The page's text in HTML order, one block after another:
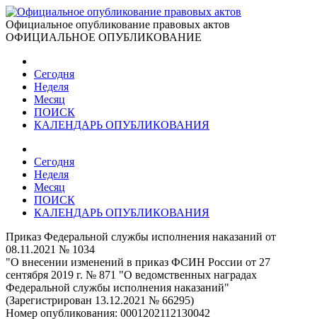
Официальное опубликование правовых актов
ОФИЦИАЛЬНОЕ ОПУБЛИКОВАНИЕ
Сегодня
Неделя
Месяц
ПОИСК
КАЛЕНДАРЬ ОПУБЛИКОВАНИЯ
Сегодня
Неделя
Месяц
ПОИСК
КАЛЕНДАРЬ ОПУБЛИКОВАНИЯ
Приказ Федеральной службы исполнения наказаний от
08.11.2021 № 1034
"О внесении изменений в приказ ФСИН России от 27
сентября 2019 г. № 871 "О ведомственных наградах
Федеральной службы исполнения наказаний"
(Зарегистрирован 13.12.2021 № 66295)
Номер опубликования: 0001202112130042